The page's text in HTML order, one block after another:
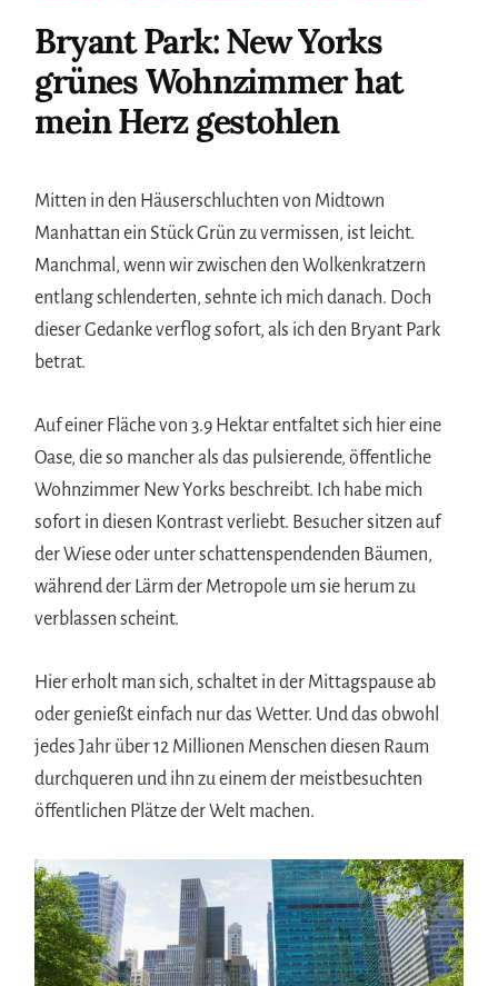
Bryant Park: New Yorks
grünes Wohnzimmer hat
mein Herz gestohlen
Mitten in den Häuserschluchten von Midtown
Manhattan ein Stück Grün zu vermissen, ist leicht.
Manchmal, wenn wir zwischen den Wolkenkratzern
entlang schlenderten, sehnte ich mich danach. Doch
dieser Gedanke verflog sofort, als ich den Bryant Park
betrat.
Auf einer Fläche von 3.9 Hektar entfaltet sich hier eine
Oase, die so mancher als das pulsierende, öffentliche
Wohnzimmer New Yorks beschreibt. Ich habe mich
sofort in diesen Kontrast verliebt. Besucher sitzen auf
der Wiese oder unter schattenspendenden Bäumen,
während der Lärm der Metropole um sie herum zu
verblassen scheint.
Hier erholt man sich, schaltet in der Mittagspause ab
oder genießt einfach nur das Wetter. Und das obwohl
jedes Jahr über 12 Millionen Menschen diesen Raum
durchqueren und ihn zu einem der meistbesuchten
öffentlichen Plätze der Welt machen.